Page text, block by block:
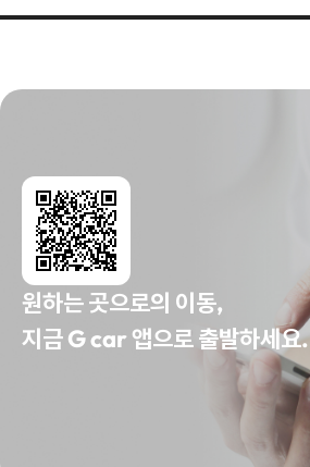
원하는 곳으로의 이동,
지금 G car 앱으로 출발하세요.